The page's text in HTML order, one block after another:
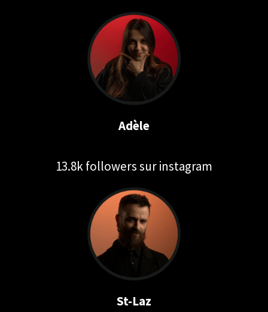
Adèle
13.8k followers sur instagram
St-Laz